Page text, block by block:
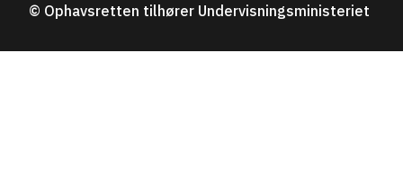
© Ophavsretten tilhører Undervisningsministeriet